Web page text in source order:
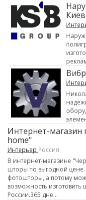
Интернет-
home"
Интерьер Россия
В интернет-магазине
шторы по выгодной
фотошторы, а потому
возможность изготовить
России.365 дне...